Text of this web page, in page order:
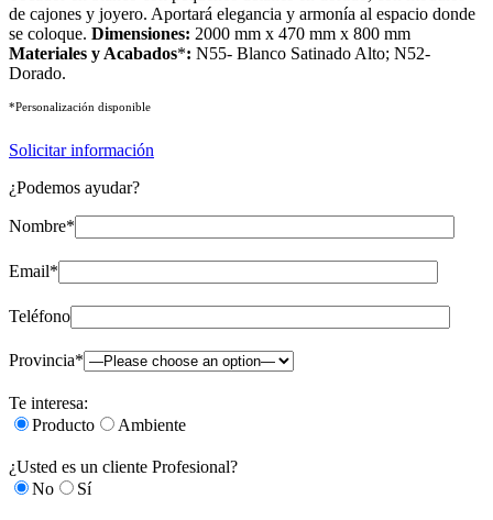
de cajones y joyero. Aportará elegancia y armonía al espacio donde
se coloque. Dimensiones: 2000 mm x 470 mm x 800 mm
Materiales y Acabados*: N55- Blanco Satinado Alto; N52-
Dorado.
*Personalización disponible
Solicitar información
¿Podemos ayudar?
Nombre*
Email*
Teléfono
Provincia*
Te interesa:
Producto
Ambiente
¿Usted es un cliente Profesional?
No
Sí